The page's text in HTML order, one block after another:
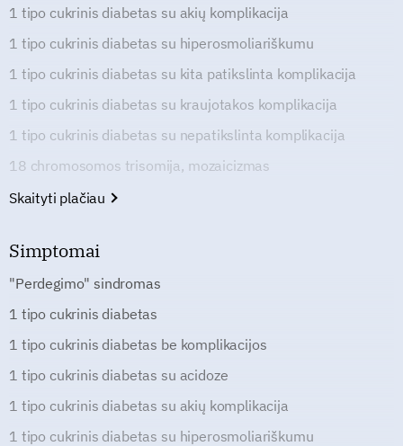
1 tipo cukrinis diabetas su akių komplikacija
1 tipo cukrinis diabetas su hiperosmoliariškumu
1 tipo cukrinis diabetas su kita patikslinta komplikacija
1 tipo cukrinis diabetas su kraujotakos komplikacija
1 tipo cukrinis diabetas su nepatikslinta komplikacija
18 chromosomos trisomija, mozaicizmas
Skaityti plačiau
Simptomai
"Perdegimo" sindromas
1 tipo cukrinis diabetas
1 tipo cukrinis diabetas be komplikacijos
1 tipo cukrinis diabetas su acidoze
1 tipo cukrinis diabetas su akių komplikacija
1 tipo cukrinis diabetas su hiperosmoliariškumu